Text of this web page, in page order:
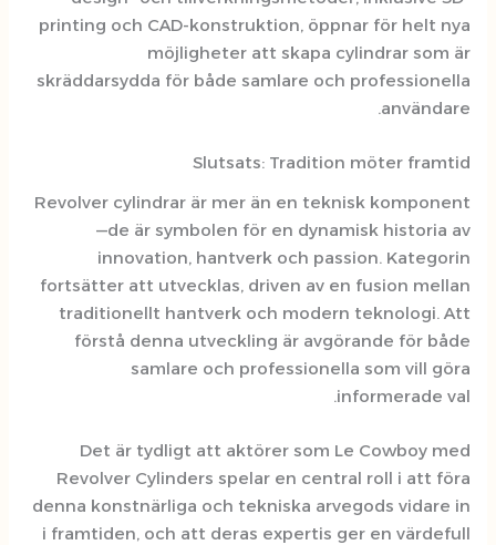
printing och CAD-konstruktion,
möjligheter att
skräddarsydda för både samlare
Slutsats:
Revolver cylindrar är mer än en
—de är symbolen för en
innovation, hantverk och
fortsätter att utvecklas, driven av
traditionellt hantverk och
förstå denna utveckling är
samlare och
Det är tydligt att aktörer som
Revolver Cylinders spelar en
denna konstnärliga och tekniska
i framtiden, och att deras